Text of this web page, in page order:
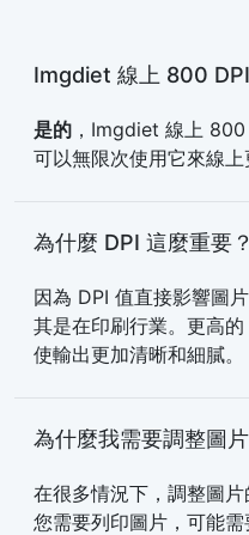
Imgdiet 線上 800
是的 ，Imgdiet 線上
可以無限次使用它來線上
為什麼 DPI 這麼重要？
因為 DPI 值直接影響圖
其是在印刷行業。更高
使輸出更加清晰和細膩。
為什麼我需要調整圖
在很多情況下，調整圖
您需要列印圖片，可能